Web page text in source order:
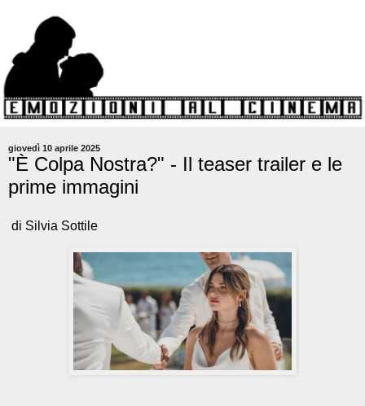
giovedì 10 aprile 2025
"È Colpa Nostra?" - Il teaser trailer e le
prime immagini
di Silvia Sottile